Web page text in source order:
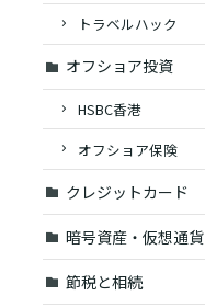
トラベルハック
オフショア投資
HSBC香港
オフショア保険
クレジットカード
暗号資産・仮想通貨
節税と相続